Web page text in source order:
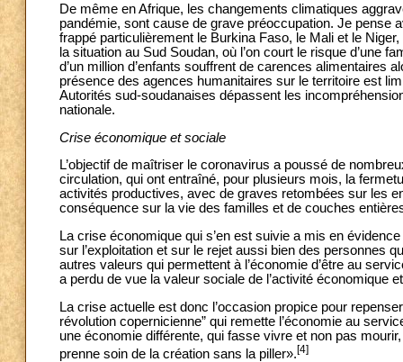
De même en Afrique, les changements climatiques
pandémie, sont cause de grave préoccupation. Je pense
frappé particulièrement le Burkina Faso, le Mali et le
la situation au Sud Soudan, où l’on court le risque d’une
d’un million d’enfants souffrent de carences alimentaires
présence des agences humanitaires sur le territoire est
Autorités sud-soudanaises dépassent les
nationale.
Crise économique et sociale
L’objectif de maîtriser le coronavirus a poussé de
circulation, qui ont entraîné, pour plusieurs mois, la
activités productives, avec de graves retombées sur les
conséquence sur la vie des familles et de couches
La crise économique qui s’en est suivie a mis en
sur l’exploitation et sur le rejet aussi bien des personnes
autres valeurs qui permettent à l’économie d’être au
a perdu de vue la valeur sociale de l’activité économique
La crise actuelle est donc l’occasion propice pour
révolution copernicienne” qui remette l’économie au
une économie différente, qui fasse vivre et non pas
prenne soin de la création sans la piller».[4]